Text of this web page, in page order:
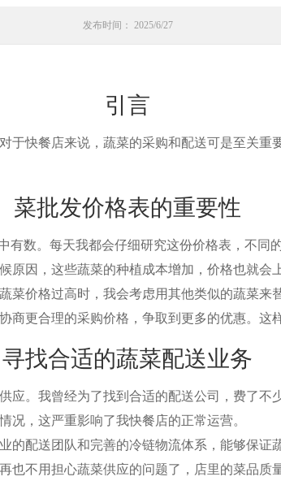
发布时间： 2025/6/27
引言
快餐店来说，蔬菜的采购和配送可是至关重
菜批发价格表的重要性
数。每天我都会仔细研究这份价格表，不同
因，这些蔬菜的种植成本增加，价格也就会上
价格过高时，我会考虑用其他类似的蔬菜来
更合理的采购价格，争取到更多的优惠。这
寻找合适的蔬菜配送业务
。我曾经为了找到合适的配送公司，费了不
况，这严重影响了我快餐店的正常运营。
配送团队和完善的冷链物流体系，能够保证
不用担心蔬菜供应的问题了，店里的菜品质